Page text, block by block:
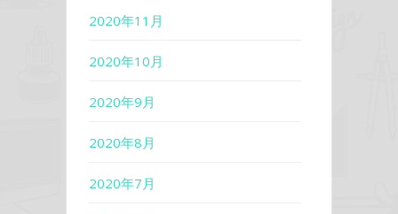
2020年11月
2020年10月
2020年9月
2020年8月
2020年7月